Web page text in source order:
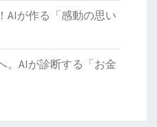
AIが作る「感動の思い
。AIが診断する「お金